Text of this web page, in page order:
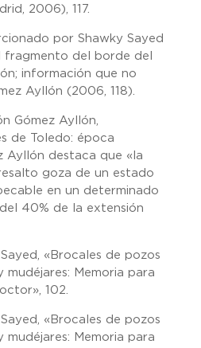
2006), 117.
por Shawky Sayed
fragmento del borde del
información que no
Ayllón (2006, 118).
Gómez Ayllón,
de Toledo: época
Ayllón destaca que «la
goza de un estado
en un determinado
40% de la extensión
«Brocales de pozos
mudéjares: Memoria para
102.
«Brocales de pozos
mudéjares: Memoria para